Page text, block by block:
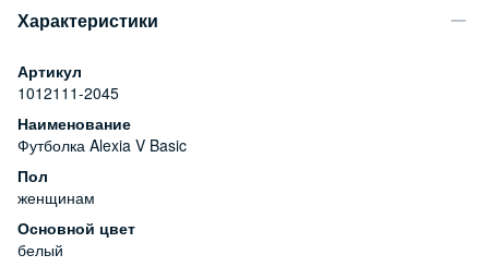
Характеристики
Артикул
1012111-2045
Наименование
Футболка Alexia V Basic
Пол
женщинам
Основной цвет
белый